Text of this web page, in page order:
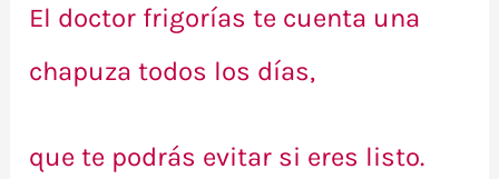
El doctor frigorías te cuenta una
chapuza todos los días,
que te podrás evitar si eres listo.